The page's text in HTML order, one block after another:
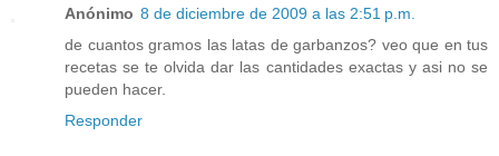
Anónimo 8 de diciembre de 2009 a las 2:51 p.m.
de cuantos gramos las latas de garbanzos? veo que en tus
recetas se te olvida dar las cantidades exactas y asi no se
pueden hacer.
Responder